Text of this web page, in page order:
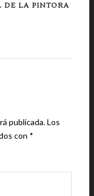
DE LA PINTORA
publicada.Los
con *